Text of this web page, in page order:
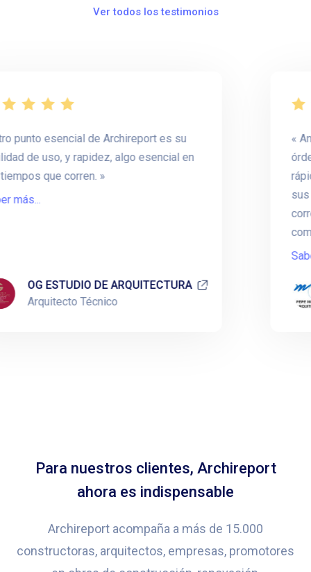
Ver todos los testimonios
esencial de Archireport es su
uso, y rapidez, algo esencial en
que corren.
OG ESTUDIO DE ARQUITECTURA
Arquitecto Técnico
Antes
sus
como
Saber
Para nuestros clientes, Archireport
ahora es indispensable
Archireport acompaña a más de 15.000
constructoras, arquitectos, empresas, promotores